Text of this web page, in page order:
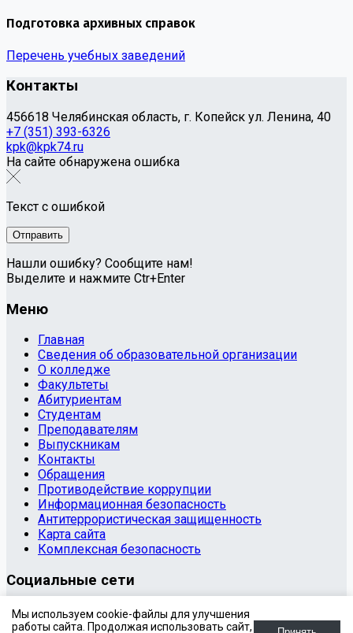
Подготовка архивных справок
Перечень учебных заведений
Контакты
456618 Челябинская область, г. Копейск ул. Ленина, 40
+7 (351) 393-6326
kpk@kpk74.ru
На сайте обнаружена ошибка
Текст с ошибкой
Нашли ошибку? Сообщите нам!
Выделите и нажмите Ctr+Enter
Меню
Главная
Сведения об образовательной организации
О колледже
Факультеты
Абитуриентам
Студентам
Преподавателям
Выпускникам
Контакты
Обращения
Противодействие коррупции
Информационная безопасность
Антитеррористическая защищенность
Карта сайта
Комплексная безопасность
Социальные сети
© 2020 Государственное бюджетное профессиональное
образовательное учреждение «Копейский
Мы используем cookie-файлы для улучшения
работы сайта. Продолжая использовать сайт,